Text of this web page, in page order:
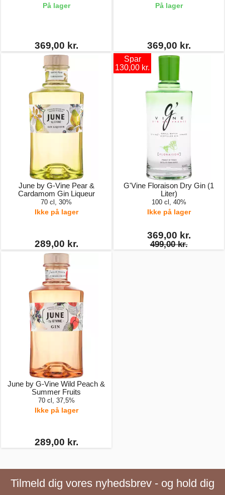
På lager
369,00 kr.
På lager
369,00 kr.
June by G-Vine Pear &
Cardamom Gin Liqueur
70 cl, 30%
Ikke på lager
289,00 kr.
Spar
130,00 kr.
G'Vine Floraison Dry Gin (1
Liter)
100 cl, 40%
Ikke på lager
369,00 kr.
499,00 kr.
June by G-Vine Wild Peach &
Summer Fruits
70 cl, 37,5%
Ikke på lager
289,00 kr.
Tilmeld dig vores nyhedsbrev - og hold dig